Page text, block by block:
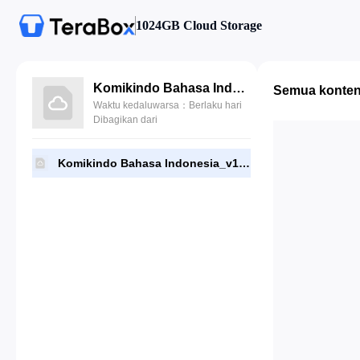
1024GB Cloud Storage
Komikindo Bahasa Indonesia_v1.1.1.xapk
Waktu kedaluwarsa：Berlaku hari
Dibagikan dari
Komikindo Bahasa Indonesia_v1.1.1.xapk
Semua